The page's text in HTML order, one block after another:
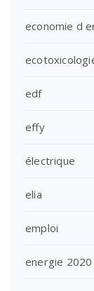
economie d
edf
effy
électrique
elia
emploi
energie 2020